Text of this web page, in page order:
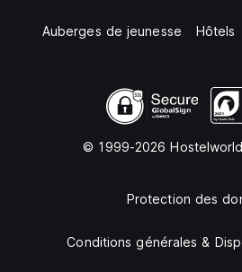
Auberges de jeunesse Hôtels
© 1999-2026
Protection des
Conditions générales &